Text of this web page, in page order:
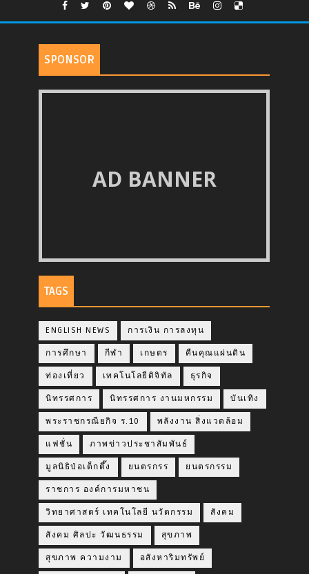
SPONSOR
AD BANNER
TAGS
ENGLISH NEWS การเงิน การลงทุน
การศึกษา กีฬา เกษตร คืนคุณแผ่นดิน
ท่องเที่ยว เทคโนโลยีดิจิทัล ธุรกิจ
นิทรรศการ นิทรรศการ งานมหกรรม บันเทิง
พระราชกรณียกิจ ร.10 พลังงาน สิ่งแวดล้อม
แฟชั่น ภาพข่าวประชาสัมพันธ์
มูลนิธิป่อเต็กตึ๊ง ยนตรกรร ยนตรกรรม
ราชการ องค์การมหาชน
วิทยาศาสตร์ เทคโนโลยี นวัตกรรม สังคม
สังคม ศิลปะ วัฒนธรรม สุขภาพ
สุขภาพ ความงาม อสังหาริมทรัพย์